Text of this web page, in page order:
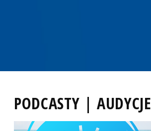
PODCASTY | AUDYCJE